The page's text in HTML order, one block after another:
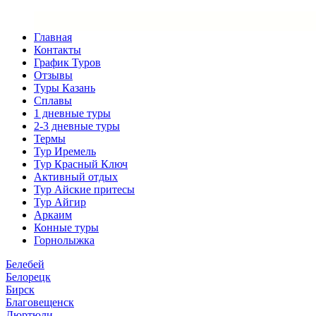
Главная
Контакты
График Туров
Отзывы
Туры Казань
Сплавы
1 дневные туры
2-3 дневные туры
Термы
Тур Иремель
Тур Красный Ключ
Активный отдых
Тур Айские притесы
Тур Айгир
Аркаим
Конные туры
Горнолыжка
Белебей
Белорецк
Бирск
Благовещенск